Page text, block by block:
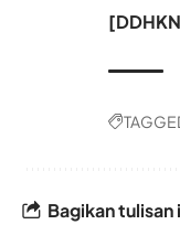
Bagikan tulisan